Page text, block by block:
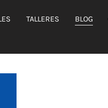
TALLERES BLOG